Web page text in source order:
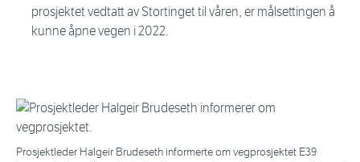
prosjektet vedtatt av Stortinget til våren, er målsettingen å
kunne åpne vegen i 2022.
Prosjektleder Halgeir Brudeseth informerte om vegprosjektet E39